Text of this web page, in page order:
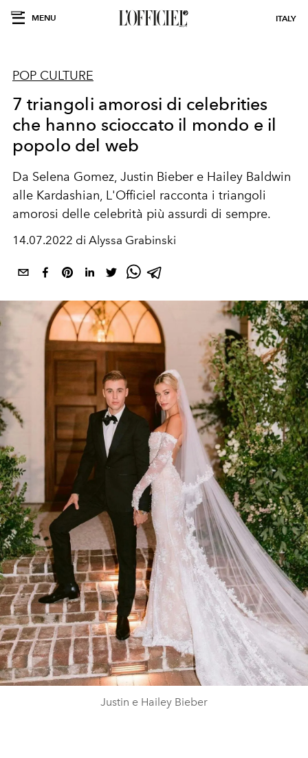
MENU ITALY
POP CULTURE
7 triangoli amorosi di celebrities
che hanno scioccato il mondo e il
popolo del web
Da Selena Gomez, Justin Bieber e Hailey Baldwin
alle Kardashian, L'Officiel racconta i triangoli
amorosi delle celebrità più assurdi di sempre.
14.07.2022 di Alyssa Grabinski
Justin e Hailey Bieber